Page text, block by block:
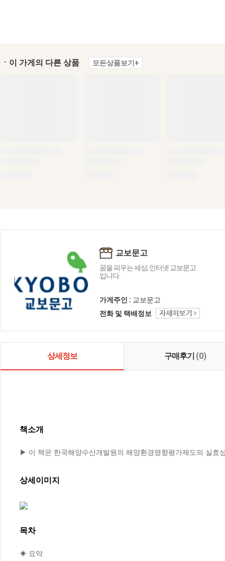
ㆍ이 가게의 다른 상품 모든상품보기+
교보문고
꿈을 피우는 세상, 인터넷 교보문고
입니다.
가게주인 : 교보문고
전화 및 택배정보
상세정보 구매후기 (0)
책소개
▶ 이 책은 한국해양수산개발원의 해양환경영향평가제도의 실효
상세이미지
목차
◈ 요약